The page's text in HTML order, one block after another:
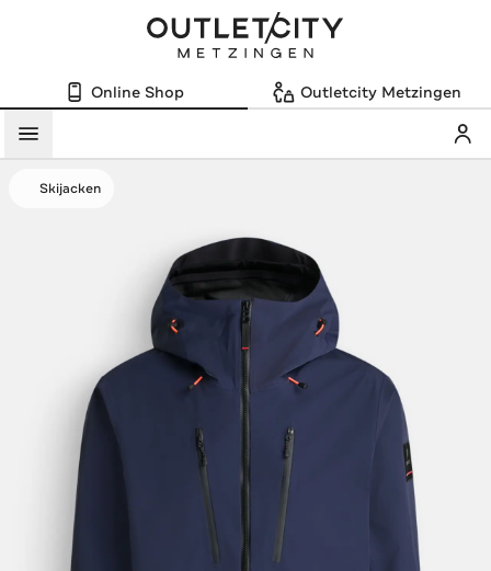
Online Shop Outletcity Metzingen
Menü
Skijacken